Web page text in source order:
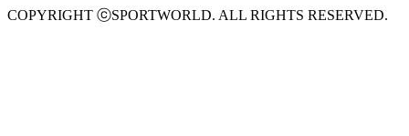
COPYRIGHT ⓒSPORTWORLD. ALL RIGHTS RESERVED.